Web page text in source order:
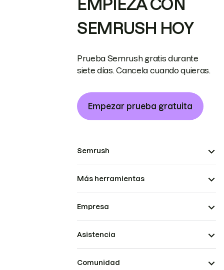
EMPIEZA CON
SEMRUSH HOY
Prueba Semrush gratis durante
siete días. Cancela cuando quieras.
Empezar prueba gratuita
Semrush
Más herramientas
Empresa
Asistencia
Comunidad